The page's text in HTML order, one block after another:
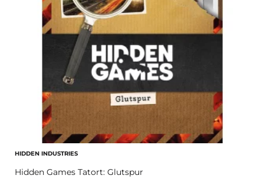
HIDDEN INDUSTRIES
Hidden Games Tatort: Glutspur